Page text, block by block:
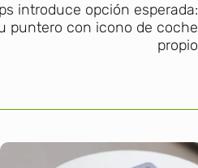
introduce opción esperada:
puntero con icono de coche
propio